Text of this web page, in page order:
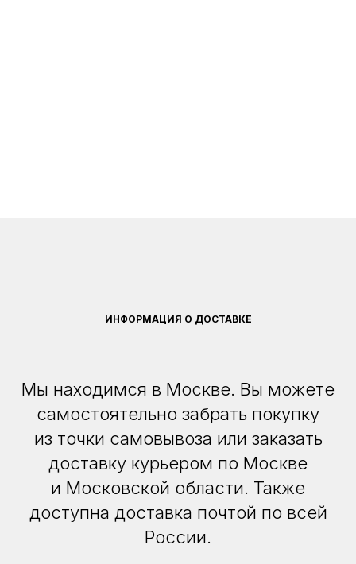
ИНФОРМАЦИЯ О ДОСТАВКЕ
Мы находимся в Москве. Вы можете
самостоятельно забрать покупку
из точки самовывоза или заказать
доставку курьером по Москве
и Московской области. Также
доступна доставка почтой по всей
России.